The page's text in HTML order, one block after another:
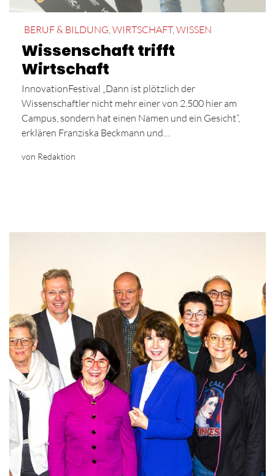
BERUF & BILDUNG,WIRTSCHAFT,WISSEN
Wissenschaft trifft
Wirtschaft
InnovationFestival „Dann ist plötzlich der
Wissenschaftler nicht mehr einer von 2.500 hier am
Campus, sondern hat einen Namen und ein Gesicht“,
erklären Franziska Beckmann und…
von Redaktion